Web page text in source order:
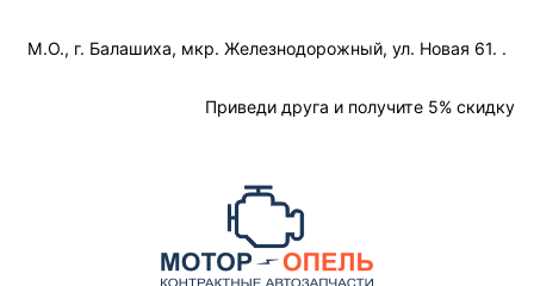
М.О., г. Балашиха, мкр. Железнодорожный, ул. Новая 61. .
Приведи друга и получите 5% скидку